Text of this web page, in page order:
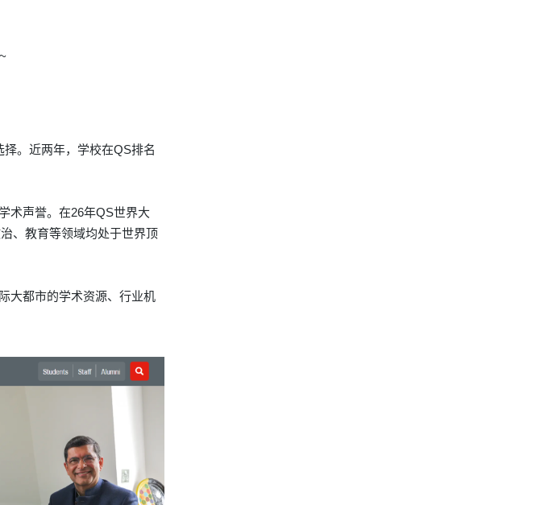
。近两年，学校在QS排名
术声誉。在26年QS世界大
、教育等领域均处于世界顶
大都市的学术资源、行业机